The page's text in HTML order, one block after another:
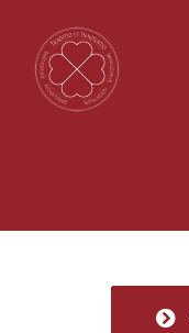
Inhalt
springen